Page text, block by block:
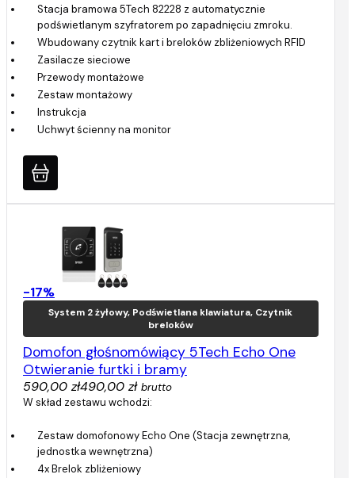
Stacja bramowa 5Tech 82228 z automatycznie
podświetlanym szyfratorem po zapadnięciu zmroku.
Wbudowany czytnik kart i breloków zbliżeniowych RFID
Zasilacze sieciowe
Przewody montażowe
Zestaw montażowy
Instrukcja
Uchwyt ścienny na monitor
-17%
System 2 żyłowy, Podświetlana klawiatura, Czytnik
breloków
Domofon głośnomówiący 5Tech Echo One
Otwieranie furtki i bramy
590,00 zł490,00 zł brutto
W skład zestawu wchodzi:
Zestaw domofonowy Echo One (Stacja zewnętrzna,
jednostka wewnętrzna)
4x Brelok zbliżeniowy